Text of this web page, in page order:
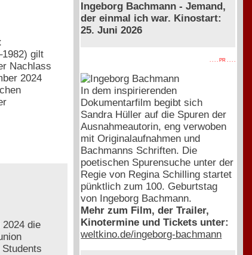
gilt
Nachlass
2024
die
Ingeborg Bachmann - Jemand,
der einmal ich war. Kinostart:
25. Juni 2026
. . . . PR . . . .
In dem inspirierenden
Dokumentarfilm begibt sich
Sandra Hüller auf die Spuren der
Ausnahmeautorin, eng verwoben
mit Originalaufnahmen und
Bachmanns Schriften. Die
poetischen Spurensuche unter der
Regie von Regina Schilling startet
pünktlich zum 100. Geburtstag
von Ingeborg Bachmann.
Mehr zum Film, der Trailer,
Kinotermine und Tickets unter:
weltkino.de/ingeborg-bachmann